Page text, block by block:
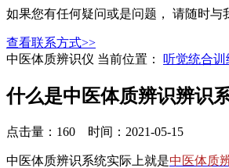
如果您有任何疑问或是问题， 请随时与
查看联系方式>>
中医体质辨识仪 当前位置： 听觉统合训
什么是中医体质辨识辨识
点击量：160 时间：2021-05-15
中医体质辨识系统实际上就是中医体质